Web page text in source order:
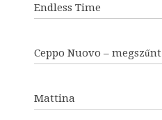
Endless Time
Ceppo Nuovo – megszűnt
Mattina